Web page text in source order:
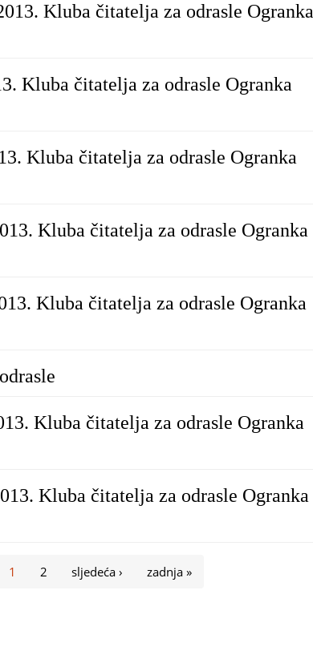
Kluba čitatelja za odrasle Ogranka
Kluba čitatelja za odrasle Ogranka
Kluba čitatelja za odrasle Ogranka
Kluba čitatelja za odrasle Ogranka
Kluba čitatelja za odrasle Ogranka
Kluba čitatelja za odrasle Ogranka
Kluba čitatelja za odrasle Ogranka
1 2 sljedeća › zadnja »